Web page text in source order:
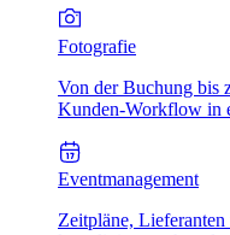
Fotografie
Von der Buchung bis
Kunden-Workflow in
Eventmanagement
Zeitpläne,